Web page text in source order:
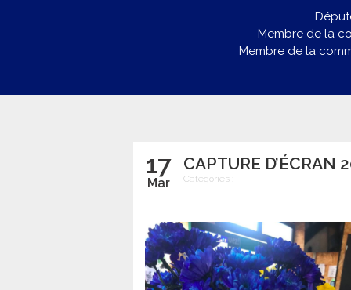
Membre de la
Membre de la
17
Mar
CAPTURE D’ÉCRAN
Catégories :